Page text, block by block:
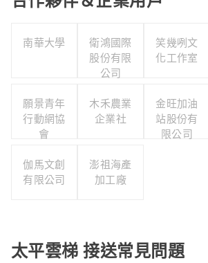
南華大學
衛鴻國際
股份有限
公司
笑幾咧文
化工作室
願景青年
行動網協
會
木禾農業
企業社
金旺加油
站股份有
限公司
伽馬文創
有限公司
澎祖海產
加工廠
太平雲梯 接送常見問題